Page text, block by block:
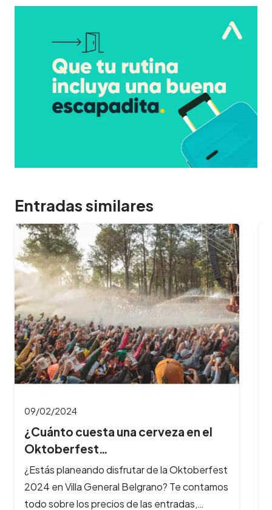
Entradas similares
09/02/2024
¿Cuántas horas dura el Oktoberfest
y cuál es…
¿Querés aprovechar al máximo tu experiencia
en el Oktoberfest? Te contamos cuánto dura
la fiesta, a qué hora es mejor…